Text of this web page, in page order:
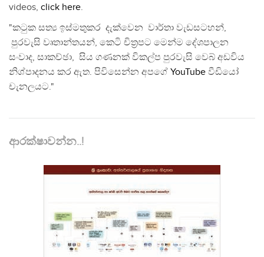
videos, click here.
"කටුක සත්‍ය ඉස්මතුකර දැක්වෙන වාර්තා වැඩසටහන්,
පුරවැසි වෘතාන්තයන්, කෙටි චිත්‍රපට මෙන්ම දේශපාලන
සංවාද, සාකච්ඡා, සිය ගණනක් විකල්ප පුරවැසි වෙබ් අඩවිය
නිශ්පාදනය කර ඇත. පිවිසෙන්න අපගේ YouTube වීඩියෝ
චැනලයට."
ආරක්ෂාවන්න..!